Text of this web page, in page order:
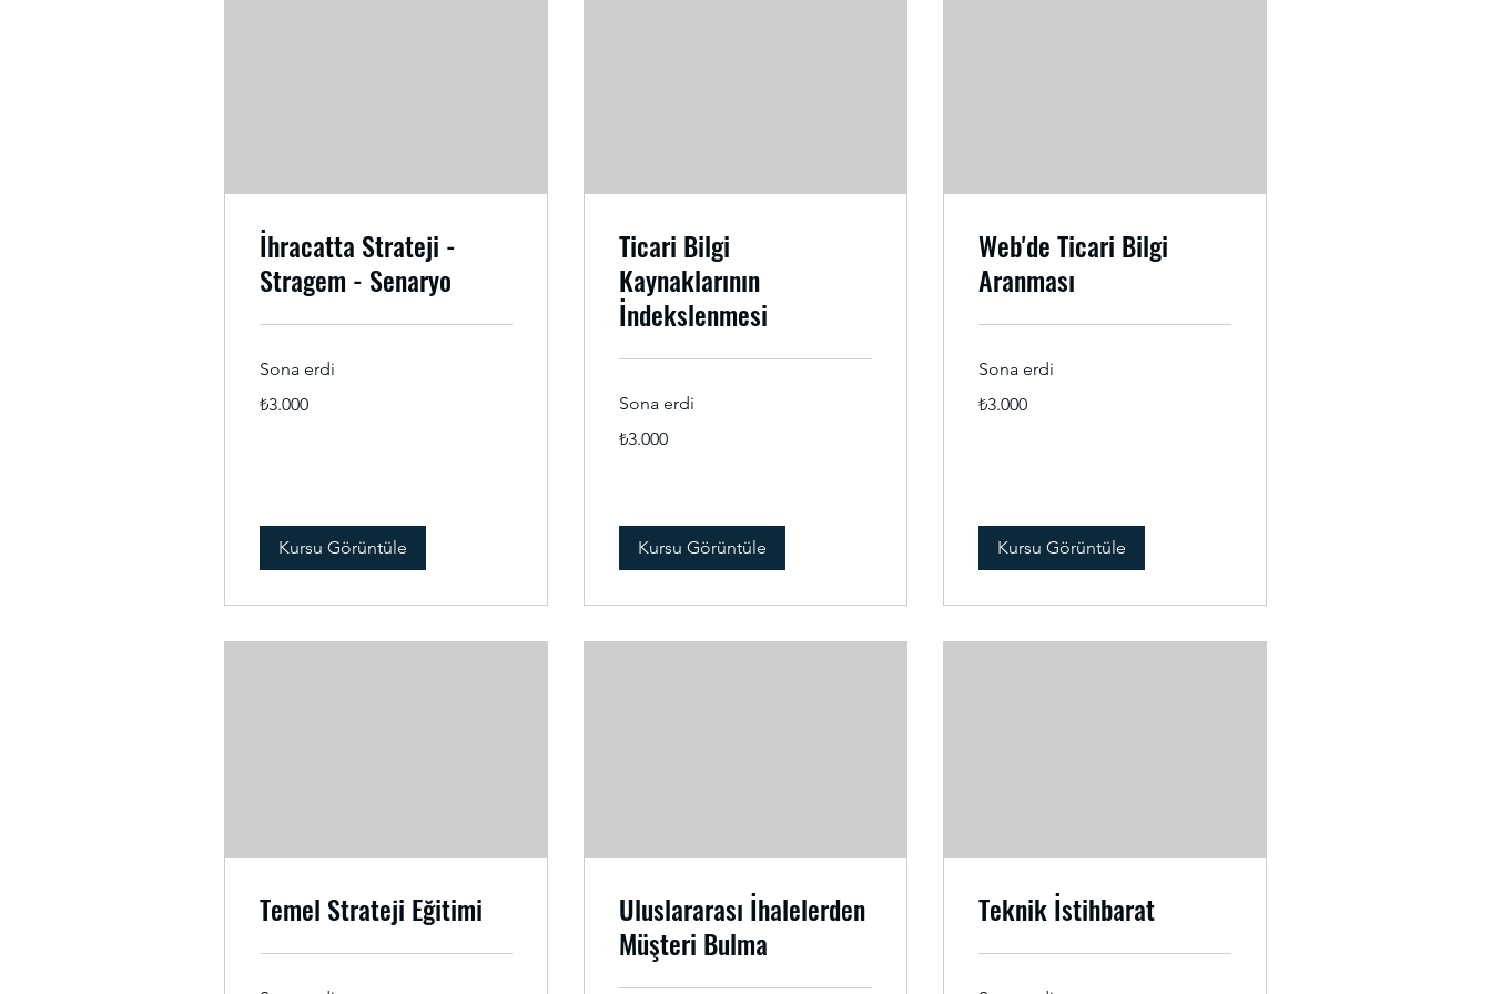
İhracatta Strateji -
Stragem - Senaryo
Sona erdi
Türk
₺3.000
Kursu Görüntüle
Ticari Bilgi
Kaynaklarının
İndekslenmesi
Sona erdi
Türk
₺3.000
Kursu Görüntüle
Web'de Ticari Bilgi
Aranması
Sona erdi
Türk
₺3.000
Kursu Görüntüle
Temel Strateji Eğitimi
Uluslararası İhalelerden
Müşteri Bulma
Teknik İstihbarat